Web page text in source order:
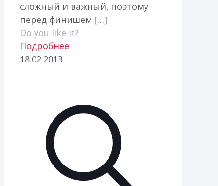
сложный и важный, поэтому
перед финишем […]
Do you like it?
Подробнее
18.02.2013